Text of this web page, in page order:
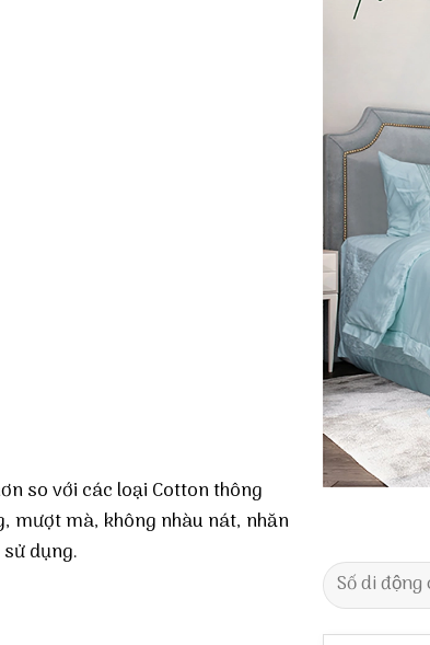
so với các loại Cotton thông
mượt mà, không nhàu nát, nhăn
dụng.